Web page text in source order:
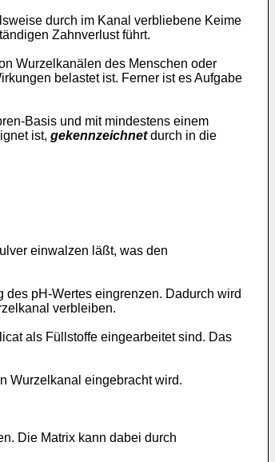
durch im Kanal verbliebene Keime
Zahnverlust führt.
Wurzelkanälen des Menschen oder
belastet ist. Ferner ist es Aufgabe
Basis und mit mindestens einem
ist, gekennzeichnetdurch in die
einwalzen läßt, was den
pH-Wertes eingrenzen. Dadurch wird
verbleiben.
als Füllstoffe eingearbeitet sind. Das
Wurzelkanal eingebracht wird.
Die Matrix kann dabei durch